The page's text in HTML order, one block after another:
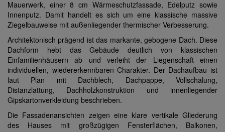
Mauerwerk, einer 8 cm Wärmeschutzfassade, Edelputz sowie
Innenputz. Damit handelt es sich um eine klassische massive
Ziegelbauweise mit außenliegender thermischer Verbesserung.
Architektonisch prägend ist das markante, gebogene Dach. Diese
Dachform hebt das Gebäude deutlich von klassischen
Einfamilienhäusern ab und verleiht der Liegenschaft einen
individuellen, wiedererkennbaren Charakter. Der Dachaufbau ist
laut Plan mit Dachblech, Dachpappe, Vollschalung,
Distanzlattung, Dachholzkonstruktion und innenliegender
Gipskartonverkleidung beschrieben.
Die Fassadenansichten zeigen eine klare vertikale Gliederung
des Hauses mit großzügigen Fensterflächen, Balkonen,